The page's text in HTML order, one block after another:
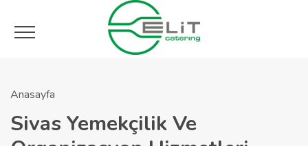
Anasayfa
Sivas Yemekçilik Ve